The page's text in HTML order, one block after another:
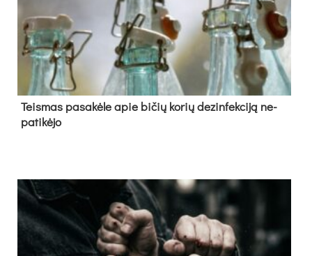
Teis­mas pa­sa­kė­le apie bi­čių ko­rių de­zin­fek­ci­ją ne­
pa­ti­kė­jo